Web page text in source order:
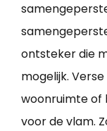
ontsteker die
mogelijk.
woonruimte of
voor de vlam.